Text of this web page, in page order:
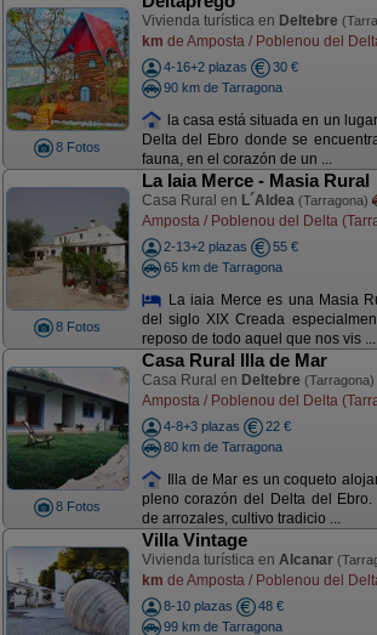
8 Fotos
Vivienda turística en Deltebre
km de Amposta / Poblenou del
4-16+2 plazas
30 €
90 km de Tarragona
la casa está situada en un
Delta del Ebro donde se
fauna, en el corazón de un ...
8 Fotos
La Iaia Merce - Masia Rural
Casa Rural en L´Aldea (Tarragona)
Amposta / Poblenou del Delta
2-13+2 plazas
55 €
65 km de Tarragona
La iaia Merce es una Masia
del siglo XIX Creada
reposo de todo aquel que nos vis ...
8 Fotos
Casa Rural Illa de Mar
Casa Rural en Deltebre (Tarragona)
Amposta / Poblenou del Delta
4-8+3 plazas
22 €
80 km de Tarragona
Illa de Mar es un coqueto
pleno corazón del Delta del
de arrozales, cultivo tradicio ...
Villa Vintage
Vivienda turística en Alcanar
km de Amposta / Poblenou del
8-10 plazas
48 €
99 km de Tarragona